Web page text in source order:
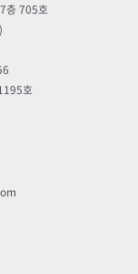
층 705호
호